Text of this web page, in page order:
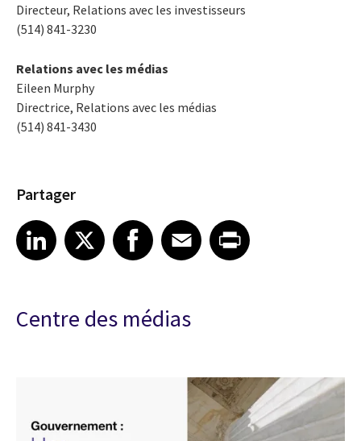
Directeur, Relations avec les investisseurs
(514) 841-3230
Relations avec les médias
Eileen Murphy
Directrice, Relations avec les médias
(514) 841-3430
Partager
Share article on LinkedIn
LinkedIn
Share article on XShare article on Facebook
Facebook
Share article on Email
EmailShare article on Print
Centre des médias